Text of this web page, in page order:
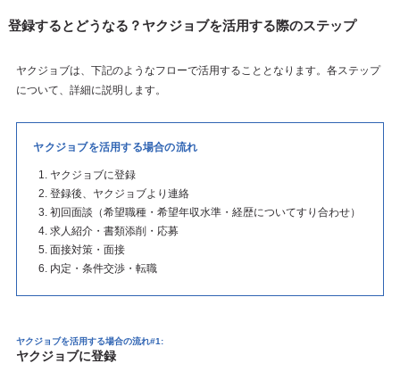
登録するとどうなる？ヤクジョブを活用する際のステップ
ヤクジョブは、下記のようなフローで活用することとなります。各ステップ
について、詳細に説明します。
ヤクジョブを活用する場合の流れ
ヤクジョブに登録
登録後、ヤクジョブより連絡
初回面談（希望職種・希望年収水準・経歴についてすり合わせ）
求人紹介・書類添削・応募
面接対策・面接
内定・条件交渉・転職
ヤクジョブを活用する場合の流れ#1:
ヤクジョブに登録